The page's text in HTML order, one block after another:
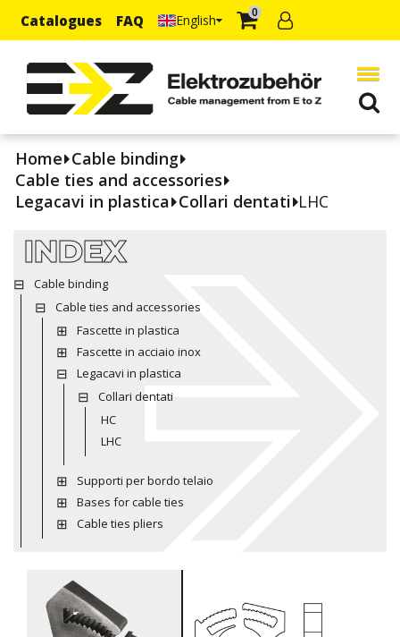
Catalogues FAQ English 0
Home Cable binding
Cable ties and accessories
Legacavi in plastica Collari dentati LHC
INDEX
Cable binding
Cable ties and accessories
Fascette in plastica
Fascette in acciaio inox
Legacavi in plastica
Collari dentati
HC
LHC
Supporti per bordo telaio
Bases for cable ties
Cable ties pliers